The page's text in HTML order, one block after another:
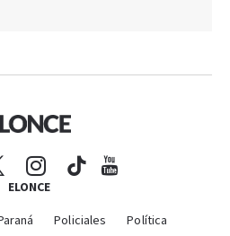
ELONCE
Policiales
Política